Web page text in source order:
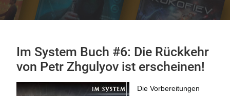
Im System Buch #6: Die Rückkehr
von Petr Zhgulyov ist erscheinen!
Die Vorbereitungen